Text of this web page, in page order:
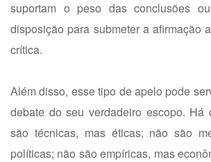
suportam o peso das conclusões
disposição para submeter a afirmação
crítica.
Além disso, esse tipo de apelo pode
debate do seu verdadeiro escopo. Há
são técnicas, mas éticas; não são
políticas; não são empíricas, mas